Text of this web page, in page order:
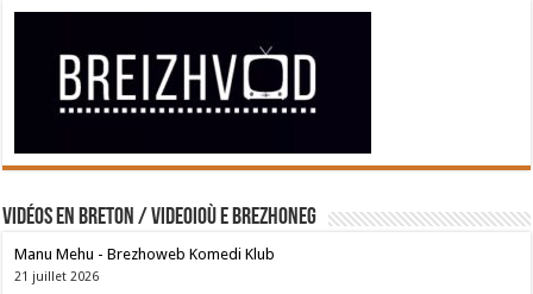
Vidéos en breton / Videoioù e brezhoneg
Manu Mehu - Brezhoweb Komedi Klub
21 juillet 2026